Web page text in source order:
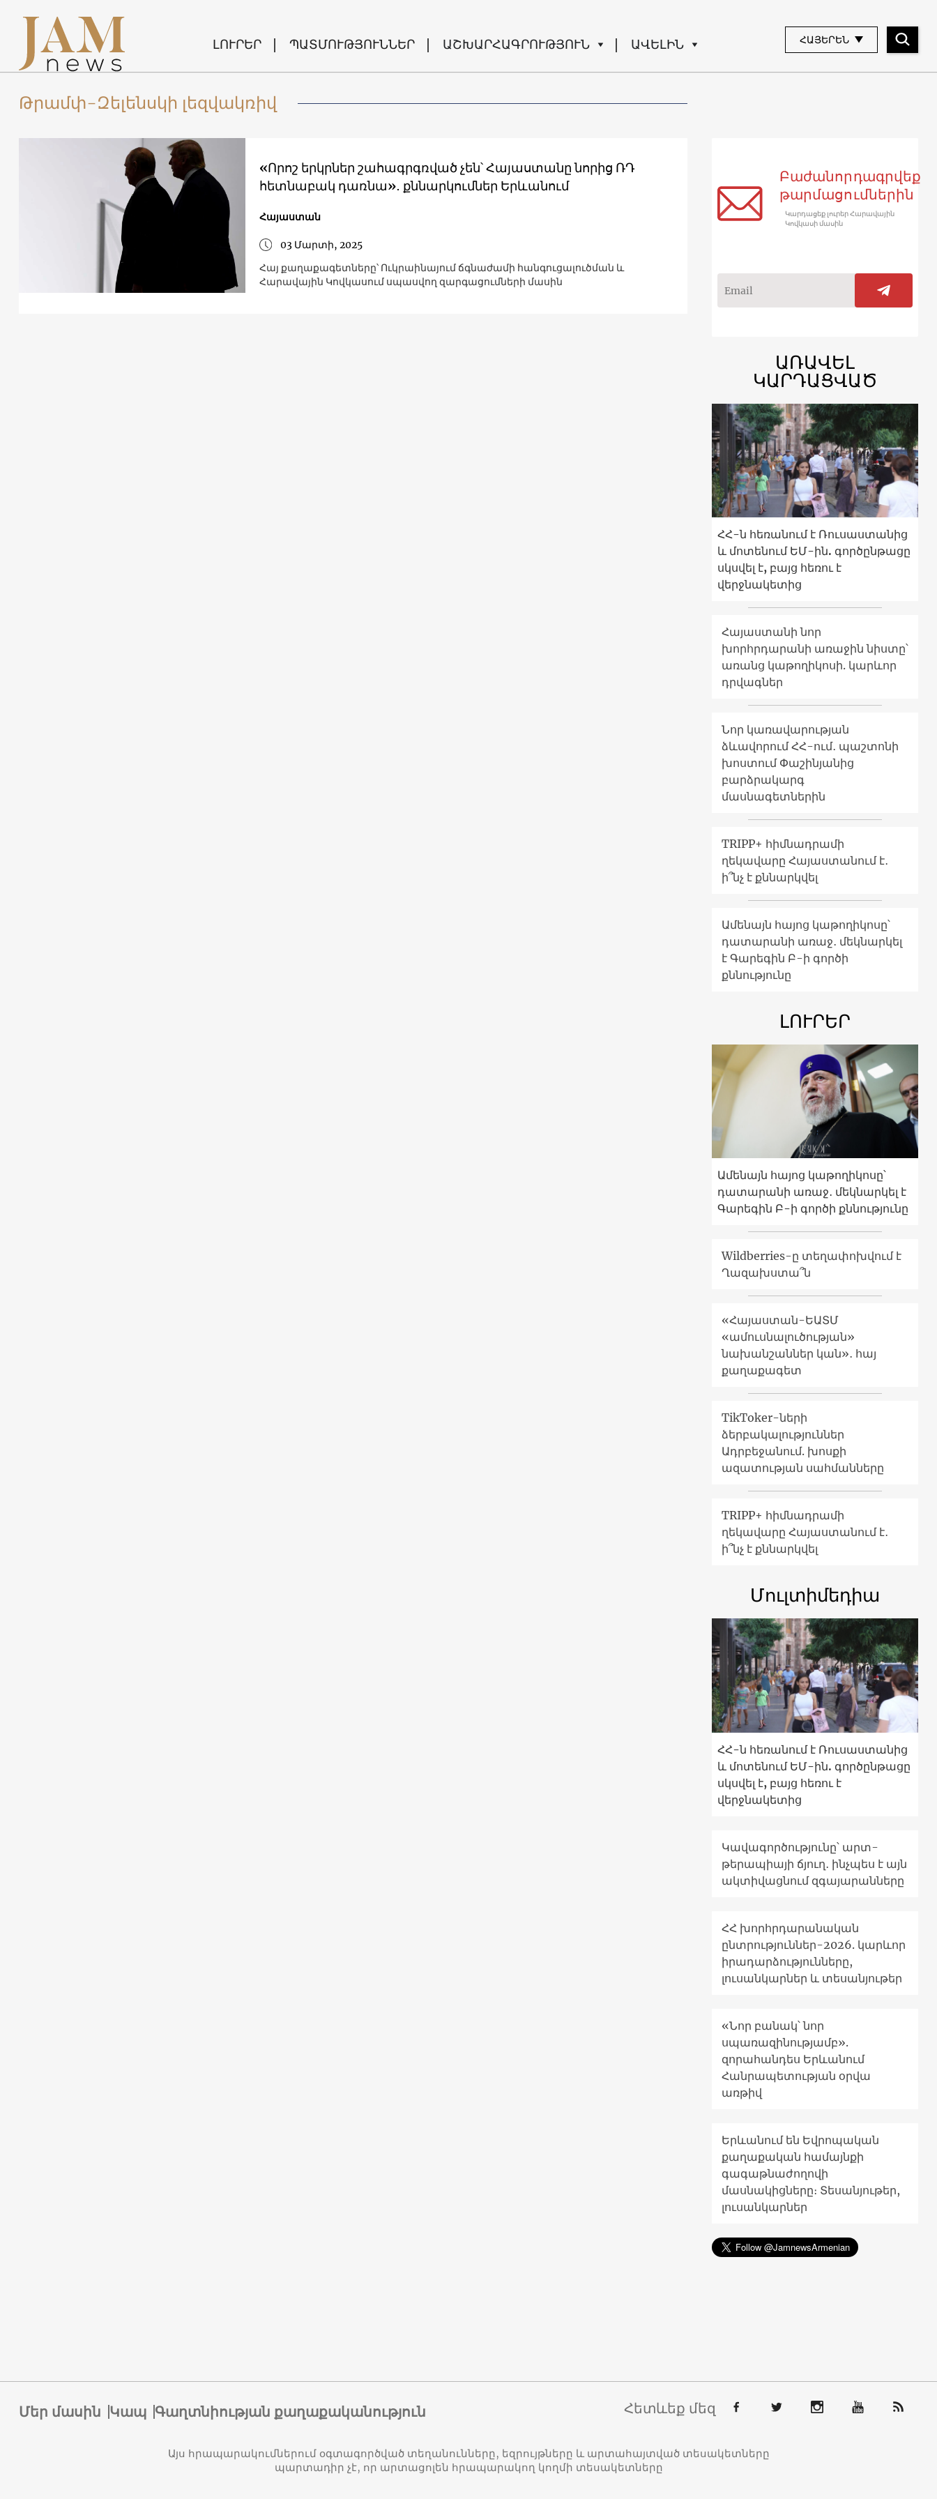
ԼՈՒՐԵՐ ՊԱՏՄՈՒԹՅՈՒՆՆԵՐ ԱՇԽԱՐՀԱԳՐՈՒԹՅՈՒՆ ԱՎԵԼԻՆ ՀԱՅԵՐԵՆ
Թրամփ-Զելենսկի լեզվակռիվ
«Որոշ երկրներ շահագրգռված չեն՝ Հայաստանը նորից ՌԴ
հետնաբակ դառնա»․ քննարկումներ Երևանում
Հայաստան
03 Մարտի, 2025
Հայ քաղաքագետները՝ Ուկրաինայում ճգնաժամի հանգուցալուծման և
Հարավային Կովկասում սպասվող զարգացումների մասին
Բաժանորդագրվեք
թարմացումներին
Կարդացեք լուրեր Հարավային
Կովկասի մասին
ԱՌԱՎԵԼ
ԿԱՐԴԱՑՎԱԾ
ՀՀ-ն հեռանում է Ռուսաստանից
և մոտենում ԵՄ-ին. գործընթացը
սկսվել է, բայց հեռու է
վերջնակետից
Հայաստանի նոր
խորհրդարանի առաջին նիստը՝
առանց կաթողիկոսի. կարևոր
դրվագներ
Նոր կառավարության
ձևավորում ՀՀ-ում․ պաշտոնի
խոստում Փաշինյանից
բարձրակարգ
մասնագետներին
TRIPP+ հիմնադրամի
ղեկավարը Հայաստանում է․
ի՞նչ է քննարկվել
Ամենայն հայոց կաթողիկոսը՝
դատարանի առաջ․ մեկնարկել
է Գարեգին Բ-ի գործի
քննությունը
ԼՈՒՐԵՐ
Ամենայն հայոց կաթողիկոսը՝
դատարանի առաջ․ մեկնարկել է
Գարեգին Բ-ի գործի քննությունը
Wildberries-ը տեղափոխվում է
Ղազախստա՞ն
«Հայաստան-ԵԱՏՄ
«ամուսնալուծության»
նախանշաններ կան»․ հայ
քաղաքագետ
TikToker-ների
ձերբակալություններ
Ադրբեջանում. խոսքի
ազատության սահմանները
TRIPP+ հիմնադրամի
ղեկավարը Հայաստանում է․
ի՞նչ է քննարկվել
Մուլտիմեդիա
ՀՀ-ն հեռանում է Ռուսաստանից
և մոտենում ԵՄ-ին. գործընթացը
սկսվել է, բայց հեռու է
վերջնակետից
Կավագործությունը՝ արտ-
թերապիայի ճյուղ․ ինչպես է այն
ակտիվացնում զգայարանները
ՀՀ խորհրդարանական
ընտրություններ-2026. կարևոր
իրադարձությունները,
լուսանկարներ և տեսանյութեր
«Նոր բանակ՝ նոր
սպառազինությամբ».
զորահանդես Երևանում
Հանրապետության օրվա
առթիվ
Երևանում են Եվրոպական
քաղաքական համայնքի
գագաթնաժողովի
մասնակիցները։ Տեսանյութեր,
լուսանկարներ
Մեր մասին Կապ Գաղտնիության քաղաքականություն Հետևեք մեզ
Այս հրապարակումներում օգտագործված տեղանունները, եզրույթները և արտահայտված տեսակետները
պարտադիր չէ, որ արտացոլեն հրապարակող կողմի տեսակետները